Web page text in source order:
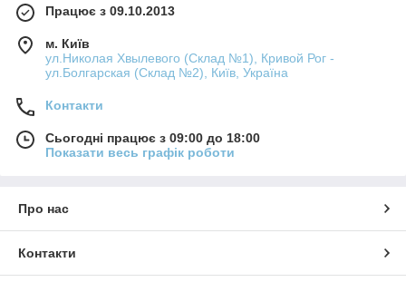
Працює з 09.10.2013
м. Київ
ул.Николая Хвылевого (Склад №1), Кривой Рог -
ул.Болгарская (Склад №2), Київ, Україна
Контакти
Сьогодні працює з 09:00 до 18:00
Показати весь графік роботи
Про нас
Контакти